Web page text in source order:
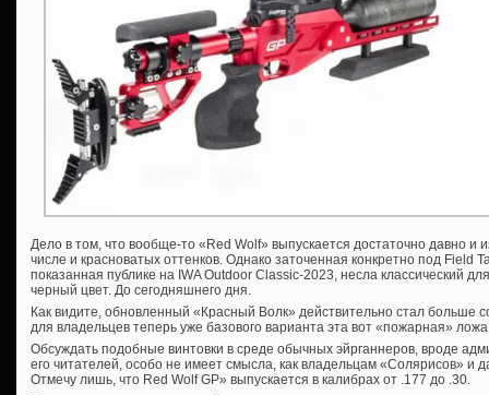
Дело в том, что вообще-то «Red Wolf» выпускается достаточно давно и
числе и красноватых оттенков. Однако заточенная конкретно под Field
показанная публике на IWA Outdoor Classic-2023, несла классический
черный цвет. До сегодняшнего дня.
Как видите, обновленный «Красный Волк» действительно стал больше
для владельцев теперь уже базового варианта эта вот «пожарная»
Обсуждать подобные винтовки в среде обычных эйрганнеров, вроде
его читателей, особо не имеет смысла, как владельцам «Солярисов» и
Отмечу лишь, что Red Wolf GP» выпускается в калибрах от .177 до .30.